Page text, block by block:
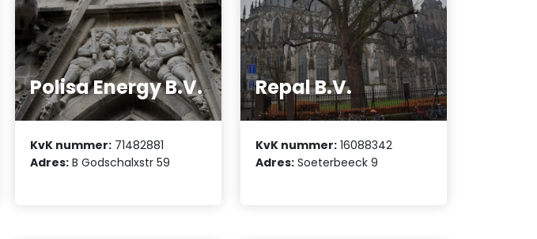
Polisa Energy B.V.
KvK nummer: 71482881
Adres: B Godschalxstr 59
Repal B.V.
KvK nummer: 16088342
Adres: Soeterbeeck 9